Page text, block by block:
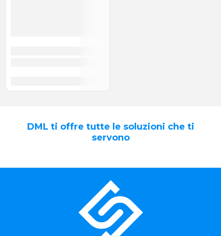
DML ti offre tutte le soluzioni che ti
servono